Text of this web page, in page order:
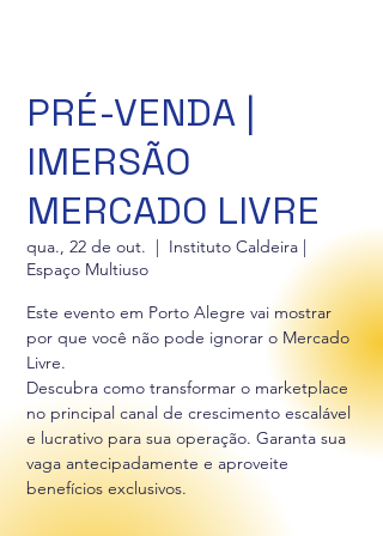
PRÉ-VENDA |
IMERSÃO
MERCADO LIVRE
qua., 22 de out.
  |
Instituto Caldeira |
Espaço Multiuso
Este evento em Porto Alegre vai mostrar
por que você não pode ignorar o Mercado
Livre.
Descubra como transformar o marketplace
no principal canal de crescimento escalável
e lucrativo para sua operação. Garanta sua
vaga antecipadamente e aproveite
benefícios exclusivos.